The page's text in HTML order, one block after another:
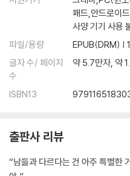
패드,안드로이
사양 기기 사용
파일/용량
EPUB(DRM) |
글자 수/ 페이지
수
약 5.7만자, 약
ISBN13
출판사 리뷰
“남들과 다르다는 건 아주 특별한